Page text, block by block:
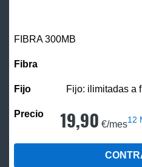
FIBRA 300MB
Fijo: ilimitadas a
19,90 €/mes12